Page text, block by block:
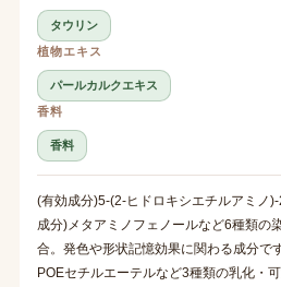
タウリン
植物エキス
パールカルクエキス
香料
香料
(有効成分)5-(2-ヒドロキシエチルアミノ
成分)メタアミノフェノールなど6種類の
合。発色や形状記憶効果に関わる成分で
POEセチルエーテルなど3種類の乳化・